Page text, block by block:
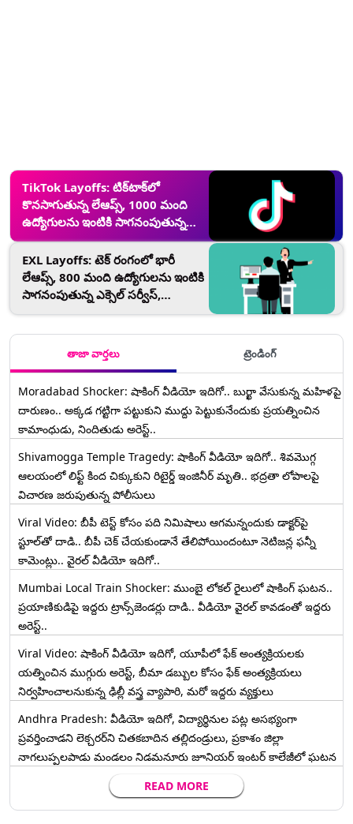
TikTok Layoffs: టిక్‌టాక్‌లో
కొనసాగుతున్న లేఆప్స్, 1000 మంది
ఉద్యోగులను ఇంటికి సాగనంపుతున్న
బైట్‌డాన్స్
EXL Layoffs: టెక్ రంగంలో భారీ
లేఆప్స్, 800 మంది ఉద్యోగులను ఇంటికి
సాగనంపుతున్న ఎక్సెల్‌ సర్వీస్,
తాజా వార్తలు ట్రెండింగ్
Moradabad Shocker: షాకింగ్ వీడియో ఇదిగో.. బుర్ఖా వేసుకున్న మహిళపై
దారుణం.. అక్కడ గట్టిగా పట్టుకుని ముద్దు పెట్టుకునేందుకు ప్రయత్నించిన
కామాంధుడు, నిందితుడు అరెస్ట్..
Shivamogga Temple Tragedy: షాకింగ్ వీడియో ఇదిగో.. శివమొగ్గ
ఆలయంలో లిఫ్ట్ కింద చిక్కుకుని రిటైర్డ్ ఇంజినీర్ మృతి.. భద్రతా లోపాలపై
విచారణ జరుపుతున్న పోలీసులు
Viral Video: బీపీ టెస్ట్‌ కోసం పది నిమిషాలు ఆగమన్నందుకు డాక్టర్‌పై
స్టూల్‌తో దాడి.. బీపీ చెక్ చేయకుండానే తేలిపోయిందంటూ నెటిజన్ల ఫన్నీ
కామెంట్లు.. వైరల్ వీడియో ఇదిగో..
Mumbai Local Train Shocker: ముంబై లోకల్ రైలులో షాకింగ్ ఘటన..
ప్రయాణికుడిపై ఇద్దరు ట్రాన్స్‌జెండర్లు దాడి.. వీడియో వైరల్ కావడంతో ఇద్దరు
అరెస్ట్..
Viral Video: షాకింగ్ వీడియో ఇదిగో, యూపీలో ఫేక్ అంత్యక్రియలకు
యత్నించిన ముగ్గురు అరెస్ట్, బీమా డబ్బుల కోసం ఫేక్ అంత్యక్రియలు
నిర్వహించాలనుకున్న ఢిల్లీ వస్త్ర వ్యాపారి, మరో ఇద్దరు వ్యక్తులు
Andhra Pradesh: వీడియో ఇదిగో, విద్యార్థినుల పట్ల అసభ్యంగా
ప్రవర్తించాడని లెక్చ‌ర‌ర్‌ని చిత‌క‌బాదిన త‌ల్లిదండ్రులు, ప్రకాశం జిల్లా
నాగలుప్పలపాడు మండలం నిడమనూరు జూనియర్ ఇంటర్ కాలేజీలో ఘటన
READ MORE